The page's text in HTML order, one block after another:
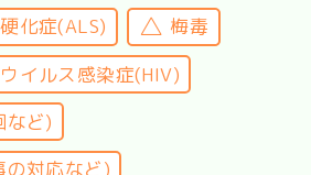
化症(ALS)
梅毒
イルス感染症(HIV)
など)
の対応など)